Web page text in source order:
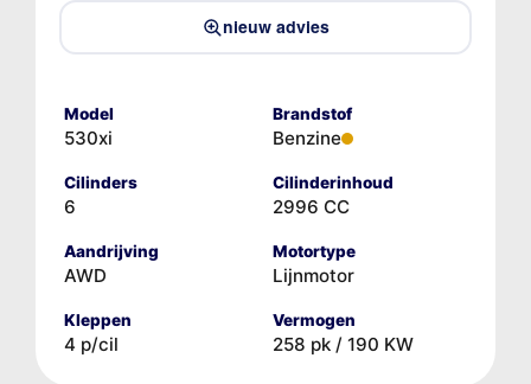
nieuw advies
Model
530xi
Brandstof
Benzine
Cilinders
6
Cilinderinhoud
2996 CC
Aandrijving
AWD
Motortype
Lijnmotor
Kleppen
4 p/cil
Vermogen
258 pk / 190 KW